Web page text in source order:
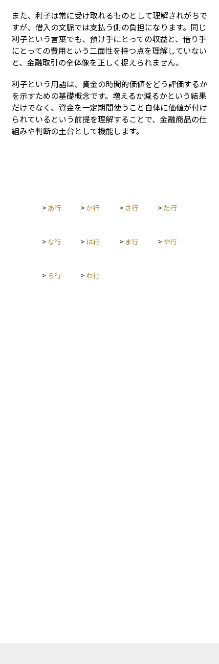
また、利子は常に受け取れるものとして理解されがちで
すが、借入の文脈では支払う側の負担になります。同じ
利子という言葉でも、預け手にとっての収益と、借り手
にとっての費用という二面性を持つ点を理解していない
と、金融取引の全体像を正しく捉えられません。
利子という用語は、資金の時間的価値をどう評価するか
を示すための基礎概念です。増えるか減るかという結果
だけでなく、資金を一定期間使うこと自体に価値が付け
られているという前提を理解することで、金融商品の仕
組みや判断の土台として機能します。
> あ行 >か行 > さ行 > た行
> な行 > は行 > ま行 > や行
> ら行 > わ行